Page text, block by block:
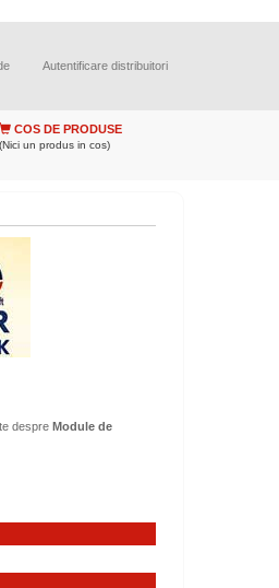
Autentificare distribuitori
COS DE PRODUSE
(Nici un produs in cos)
despre Module de